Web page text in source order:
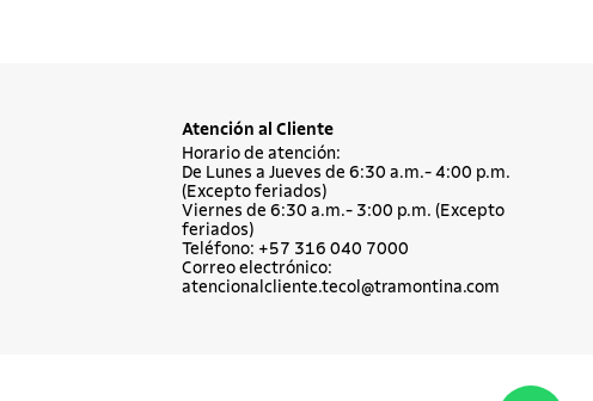
Atención al Cliente
Horario de atención:
De Lunes a Jueves de 6:30 a.m.- 4:00 p.m.
(Excepto feriados)
Viernes de 6:30 a.m.- 3:00 p.m. (Excepto
feriados)
Teléfono: +57 316 040 7000
Correo electrónico:
atencionalcliente.tecol@tramontina.com